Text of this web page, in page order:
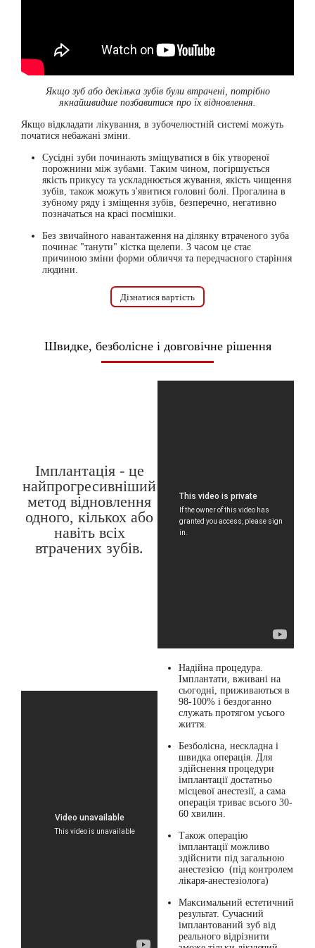
Якщо зуб або декілька зубів були втрачені, потрібно
якнайшвидше позбавитися про їх відновлення.
Якщо відкладати лікування, в зубочелюстній системі можуть
початися небажані зміни.
Сусідні зуби починають зміщуватися в бік утвореної
порожнини між зубами. Таким чином, погіршується
якість прикусу та ускладнюється жування, якість чищення
зубів, також можуть з'явитися головні болі. Прогалина в
зубному ряду і зміщення зубів, безперечно, негативно
позначаться на красі посмішки.
Без звичайного навантаження на ділянку втраченого зуба
починає "танути" кістка щелепи. З часом це стає
причиною зміни форми обличчя та передчасного старіння
людини.
Дізнатися вартість
Швидке, безболісне і довговічне рішення
Імплантація - це
найпрогресивніший
метод відновлення
одного, кількох або
навіть всіх
втрачених зубів.
Надійна процедура.
Імплантати, вживані на
сьогодні, приживаються в
98-100% і бездоганно
служать протягом усього
життя.
Безболісна, нескладна і
швидка операція. Для
здійснення процедури
імплантації достатньо
місцевої анестезії, а сама
операція триває всього 30-
60 хвилин.
Також операцію
імплантації можливо
здійснити під загальною
анестезією (під контролем
лікаря-анестезіолога)
Максимальний естетичний
результат. Сучасний
імплантований зуб від
реального відрізнити